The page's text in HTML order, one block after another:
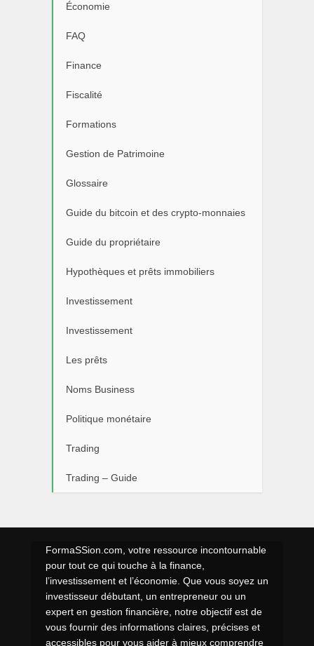
Économie
FAQ
Finance
Fiscalité
Formations
Gestion de Patrimoine
Glossaire
Guide du bitcoin et des crypto-monnaies
Guide du propriétaire
Hypothèques et prêts immobiliers
Investissement
Investissement
Les prêts
Noms Business
Politique monétaire
Trading
Trading – Guide
FormaSSion.com, votre ressource incontournable
pour tout ce qui touche à la finance,
l’investissement et l’économie. Que vous soyez un
investisseur débutant, un entrepreneur ou un
expert en gestion financière, notre objectif est de
vous fournir des informations claires, précises et
accessibles pour vous aider à mieux comprendre